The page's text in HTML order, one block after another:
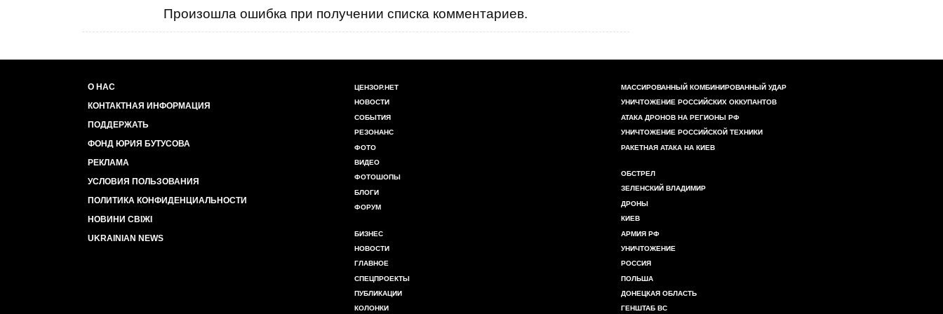
Произошла ошибка при получении списка комментариев.
О НАС
КОНТАКТНАЯ ИНФОРМАЦИЯ
ПОДДЕРЖАТЬ
ФОНД ЮРИЯ БУТУСОВА
РЕКЛАМА
УСЛОВИЯ ПОЛЬЗОВАНИЯ
ПОЛИТИКА КОНФИДЕНЦИАЛЬНОСТИ
НОВИНИ СВІЖІ
UKRAINIAN NEWS
ЦЕНЗОР.НЕТ
НОВОСТИ
СОБЫТИЯ
РЕЗОНАНС
ФОТО
ВИДЕО
ФОТОШОПЫ
БЛОГИ
ФОРУМ
БИЗНЕС
НОВОСТИ
ГЛАВНОЕ
СПЕЦПРОЕКТЫ
ПУБЛИКАЦИИ
КОЛОНКИ
МАССИРОВАННЫЙ КОМБИНИРОВАННЫЙ УДАР
УНИЧТОЖЕНИЕ РОССИЙСКИХ ОККУПАНТОВ
АТАКА ДРОНОВ НА РЕГИОНЫ РФ
УНИЧТОЖЕНИЕ РОССИЙСКОЙ ТЕХНИКИ
РАКЕТНАЯ АТАКА НА КИЕВ
ОБСТРЕЛ
ЗЕЛЕНСКИЙ ВЛАДИМИР
ДРОНЫ
КИЕВ
АРМИЯ РФ
УНИЧТОЖЕНИЕ
РОССИЯ
ПОЛЬША
ДОНЕЦКАЯ ОБЛАСТЬ
ГЕНШТАБ ВС